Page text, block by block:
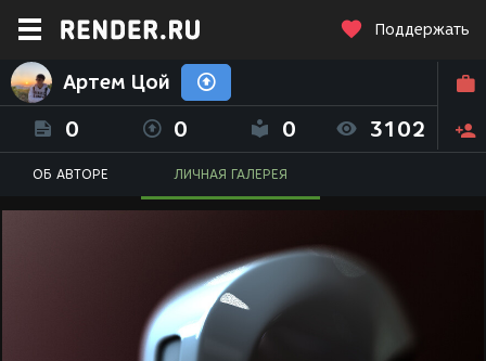
Поддержать
Артем Цой
0 0 0 3102
ОБ АВТОРЕ ЛИЧНАЯ ГАЛЕРЕЯ